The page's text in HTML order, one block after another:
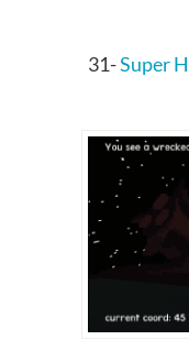
31-SuperH